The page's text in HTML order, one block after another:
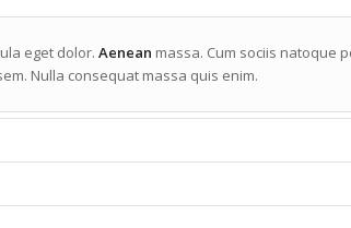
eget dolor. Aenean massa. Cum sociis natoque
Nulla consequat massa quis enim.